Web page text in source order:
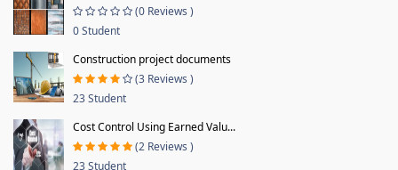
(0 Reviews )
0 Student
Construction project documents
(3 Reviews )
23 Student
Cost Control Using Earned Valu...
(2 Reviews )
23 Student